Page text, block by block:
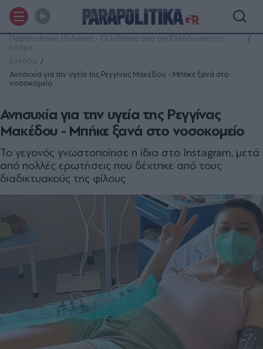
Παραπολιτικά | Ειδήσεις - Οι ειδήσεις από την Ελλάδα και τον
κόσμο
Ελλάδα
Ανησυχία για την υγεία της Ρεγγίνας Μακέδου - Μπήκε ξανά στο
νοσοκομείο
Ανησυχία για την υγεία της Ρεγγίνας
Μακέδου - Μπήκε ξανά στο νοσοκομείο
Το γεγονός γνωστοποίησε η ίδια στο Instagram, μετά
από πολλές ερωτήσεις που δέχτηκε από τους
διαδικτυακούς της φίλους